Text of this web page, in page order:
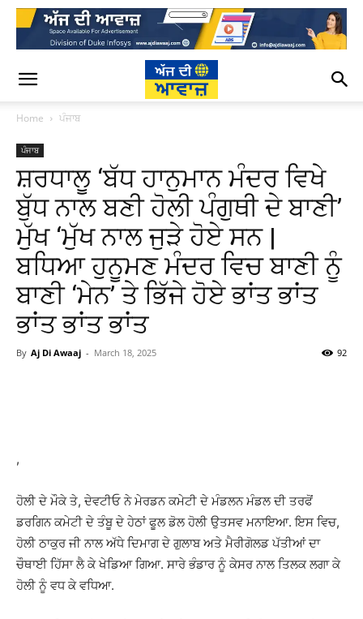
Home ਪੰਜਾਬ
ਪੰਜਾਬ
ਸ਼ਰਧਾਲੂ ‘ਬੱਧ ਹਾਨੁਮਾਨ ਮੰਦਰ ਵਿਖੇ
ਬੁੱਧ ਨਾਲ ਬਣੀ ਹੋਲੀ ਪੰਗੁਥੀ ਦੇ ਬਾਣੀ’
ਮੁੱਖ ‘ਮੁੱਖ ਨਾਲ ਜੁੜੇ ਹੋਏ ਸਨ |
ਬਧਿਆ ਹੁਨੂਮਣ ਮੰਦਰ ਵਿਚ ਬਾਣੀ ਨੂੰ
ਬਾਣੀ ‘ਮੇਨ’ ਤੇ ਭਿੱਜੇ ਹੋਏ ਭਾਂਤ ਭਾਂਤ
ਭਾਂਤ ਭਾਂਤ ਭਾਂਤ
By Aj Di Awaaj - March 18, 2025 92
,
ਹੋਲੀ ਦੇ ਮੌਕੇ ਤੇ, ਦੇਵਟੀਓ ਨੇ ਮੇਰਡਨ ਕਮੇਟੀ ਦੇ ਮੰਡਲਨ ਮੰਡਲ ਦੀ ਤਰਫੋਂ
ਡਰਗਿਨ ਕਮੇਟੀ ਦੇ ਤੰਬੂ ਦੇ ਹੇਠਾਂ ਫੂਲ ਡੋਲ ਹੋਲੀ ਉਤਸਵ ਮਨਾਇਆ. ਇਸ ਵਿਚ,
ਹੋਲੀ ਠਾਕੁਰ ਜੀ ਨਾਲ ਅੱਧੇ ਦਿਮਾਗ ਦੇ ਗੁਲਾਬ ਅਤੇ ਮੈਰੀਗੋਲਡ ਪੱਤੀਆਂ ਦਾ
ਚੌਥਾਈ ਹਿੱਸਾ ਲੈ ਕੇ ਖੇਡਿਆ ਗਿਆ. ਸਾਰੇ ਭੰਡਾਰ ਨੂੰ ਕੇਸਰ ਨਾਲ ਤਿਲਕ ਲਗਾ ਕੇ
ਹੋਲੀ ਨੂੰ ਵਧ ਕੇ ਵਧਿਆ.